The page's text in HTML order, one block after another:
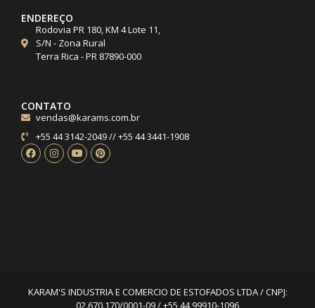
ENDEREÇO
Rodovia PR 180, KM 4 Lote 11,
S/N - Zona Rural
Terra Rica - PR 87890-000
CONTATO
vendas@karams.com.br
+55 44 3142-2049 // +55 44 3441-1908
KARAM'S INDUSTRIA E COMERCIO DE ESTOFADOS LTDA / CNPJ:
02.670.170/0001-09 / +55 44 99910-1096